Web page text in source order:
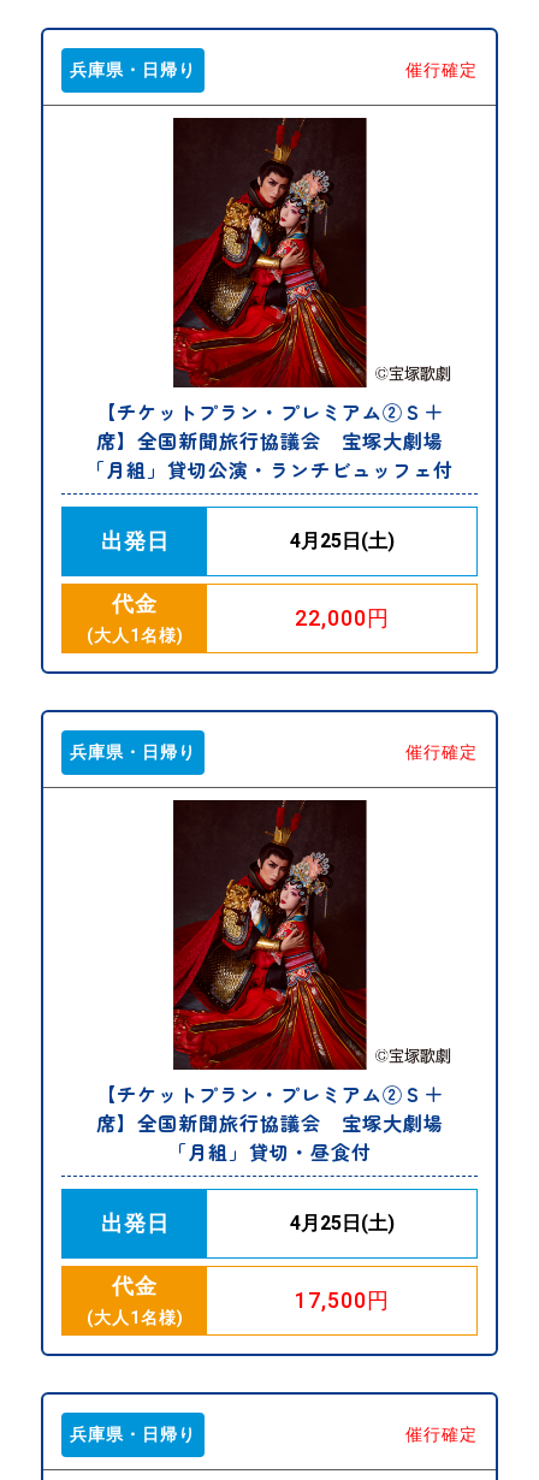
兵庫県・日帰り 催行確定
【チケットプラン・プレミアム②Ｓ＋
席】全国新聞旅行協議会 宝塚大劇場
「月組」貸切公演・ランチビュッフェ付
出発日 4月25日(土)
代金
(大人1名様)
22,000円
兵庫県・日帰り 催行確定
【チケットプラン・プレミアム②Ｓ＋
席】全国新聞旅行協議会 宝塚大劇場
「月組」貸切・昼食付
出発日 4月25日(土)
代金
(大人1名様)
17,500円
兵庫県・日帰り 催行確定